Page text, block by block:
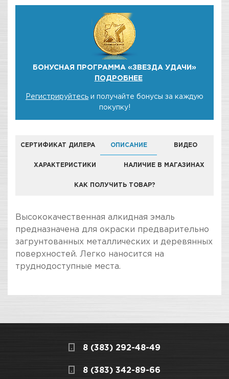
БОНУСНАЯ ПРОГРАММА «ЗВЕЗДА УДАЧИ»
ПОДРОБНЕЕ
Регистрируйтесь и получайте бонусы за каждую
покупку!
СЕРТИФИКАТ ДИЛЕРА ОПИСАНИЕ ВИДЕО
ХАРАКТЕРИСТИКИ НАЛИЧИЕ В МАГАЗИНАХ
КАК ПОЛУЧИТЬ ТОВАР?
КОМПАНИЯ "ЗВЕЗДА УДАЧИ" ЯВЛЯЕТСЯ
ОФИЦИАЛЬНЫМ ДИЛЕРОМ БРЕНДА KUDO
Высококачественная алкидная эмаль
предназначена для окраски предварительно
загрунтованных металлических и деревянных
поверхностей. Легко наносится на
труднодоступные места.
предварительно
СКЛАДСКОЙ КОМПЛЕКС
получение товара максимально комфортными,
поэтому подготовили для Вас самую
8 (383) 292-48-49
8 (383) 342-89-66